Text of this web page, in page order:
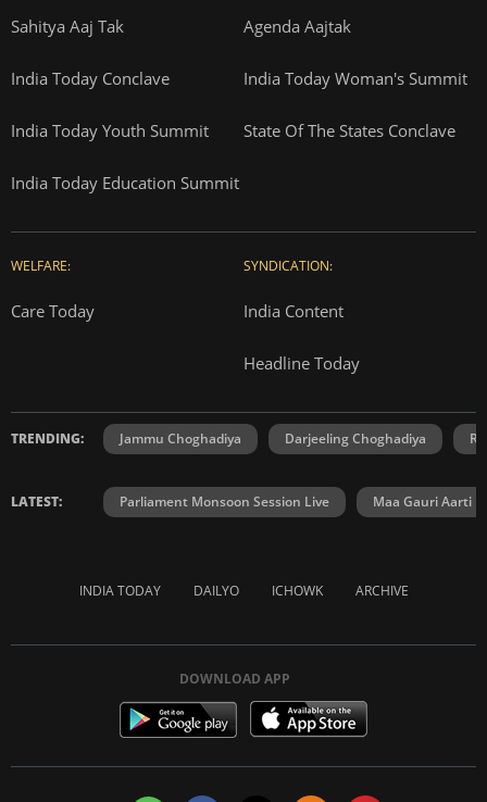
Sahitya Aaj Tak Agenda Aajtak
India Today Conclave India Today Woman's Summit
India Today Youth Summit State Of The States Conclave
India Today Education Summit
WELFARE:
Care Today
SYNDICATION:
India Content
Headline Today
TRENDING: Jammu Choghadiya Darjeeling Choghadiya
LATEST: Parliament Monsoon Session Live Maa Gauri Aarti
INDIA TODAY DAILYO ICHOWK ARCHIVE
DOWNLOAD APP